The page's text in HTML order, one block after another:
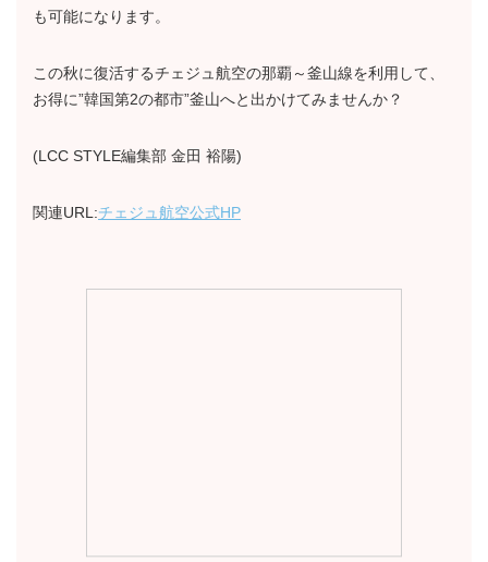
も可能になります。
この秋に復活するチェジュ航空の那覇～釜山線を利用して、
お得に”韓国第2の都市”釜山へと出かけてみませんか？
(LCC STYLE編集部 金田 裕陽)
関連URL:チェジュ航空公式HP